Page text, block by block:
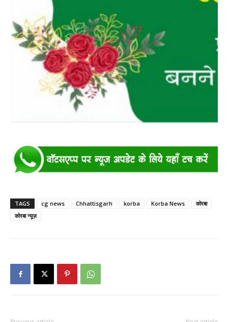
TAGS cg news Chhattisgarh korba Korba News
कोरबा
कोरबा न्यूज़